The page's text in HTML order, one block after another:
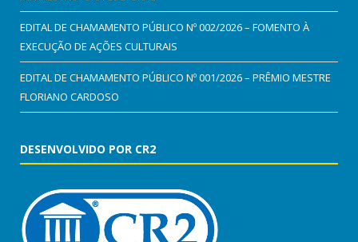
EDITAL DE CHAMAMENTO PÚBLICO Nº 002/2026 – FOMENTO À
EXECUÇÃO DE AÇÕES CULTURAIS
EDITAL DE CHAMAMENTO PÚBLICO Nº 001/2026 – PRÊMIO MESTRE
FLORIANO CARDOSO
DESENVOLVIDO POR CR2